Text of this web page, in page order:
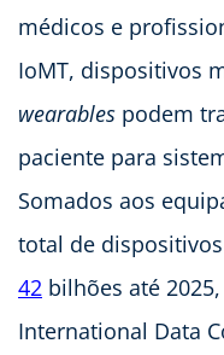
médicos e
IoMT, dispositivos
wearables podem
paciente para
Somados aos
total de
42 bilhões até
International Data